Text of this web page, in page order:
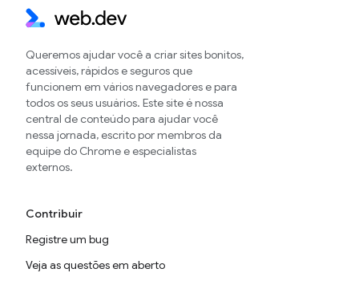
Queremos ajudar você a criar sites bonitos,
acessíveis, rápidos e seguros que
funcionem em vários navegadores e para
todos os seus usuários. Este site é nossa
central de conteúdo para ajudar você
nessa jornada, escrito por membros da
equipe do Chrome e especialistas
externos.
Contribuir
Registre um bug
Veja as questões em aberto